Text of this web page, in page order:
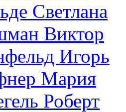
Светлана
Виктор
Игорь
Мария
Роберт